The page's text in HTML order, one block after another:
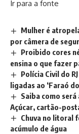
Ir para a fonte
Mulher é
por câmera de
Proibido cores
ensina o que fazer
Polícia Civil do
ligadas ao ‘Faraó
Saiba como
Açúcar, cartão-
Chuva no litoral
acúmulo de água